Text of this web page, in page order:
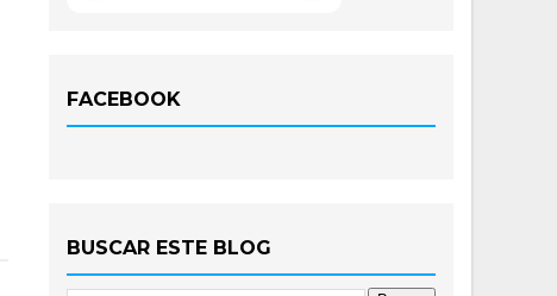
FACEBOOK
BUSCAR ESTE BLOG